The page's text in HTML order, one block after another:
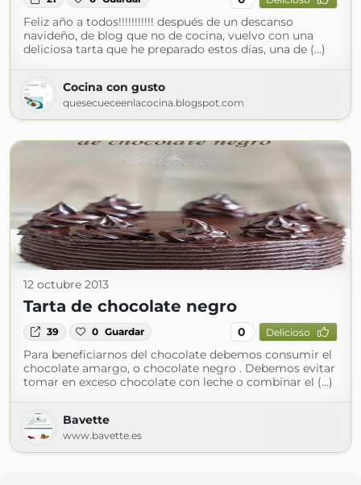
Feliz año a todos!!!!!!!!!!! después de un descanso
navideño, de blog que no de cocina, vuelvo con una
deliciosa tarta que he preparado estos días, una de (...)
Cocina con gusto
quesecueceenlacocina.blogspot.com
12 octubre 2013
Tarta de chocolate negro
39 0 Guardar 0 Delicioso
Para beneficiarnos del chocolate debemos consumir el
chocolate amargo, o chocolate negro . Debemos evitar
tomar en exceso chocolate con leche o combinar el (...)
Bavette
www.bavette.es